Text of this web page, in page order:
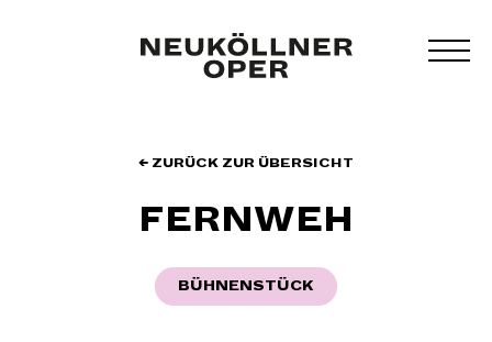
← ZURÜCK ZUR ÜBERSICHT
FERNWEH
BÜHNENSTÜCK